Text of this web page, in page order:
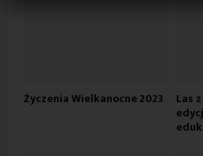
Życzenia Wielkanocne 2023 Las